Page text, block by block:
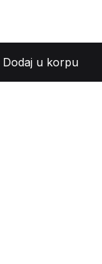
Dodaj u korpu